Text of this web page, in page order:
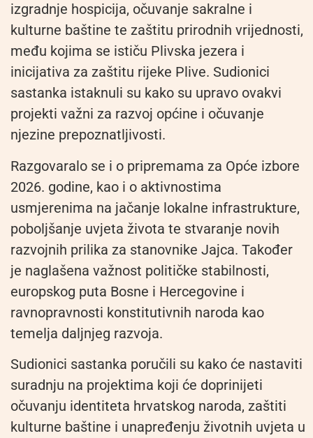
izgradnje hospicija, očuvanje sakralne i
kulturne baštine te zaštitu prirodnih vrijednosti,
među kojima se ističu Plivska jezera i
inicijativa za zaštitu rijeke Plive. Sudionici
sastanka istaknuli su kako su upravo ovakvi
projekti važni za razvoj općine i očuvanje
njezine prepoznatljivosti.
Razgovaralo se i o pripremama za Opće izbore
2026. godine, kao i o aktivnostima
usmjerenima na jačanje lokalne infrastrukture,
poboljšanje uvjeta života te stvaranje novih
razvojnih prilika za stanovnike Jajca. Također
je naglašena važnost političke stabilnosti,
europskog puta Bosne i Hercegovine i
ravnopravnosti konstitutivnih naroda kao
temelja daljnjeg razvoja.
Sudionici sastanka poručili su kako će nastaviti
suradnju na projektima koji će doprinijeti
očuvanju identiteta hrvatskog naroda, zaštiti
kulturne baštine i unapređenju životnih uvjeta u